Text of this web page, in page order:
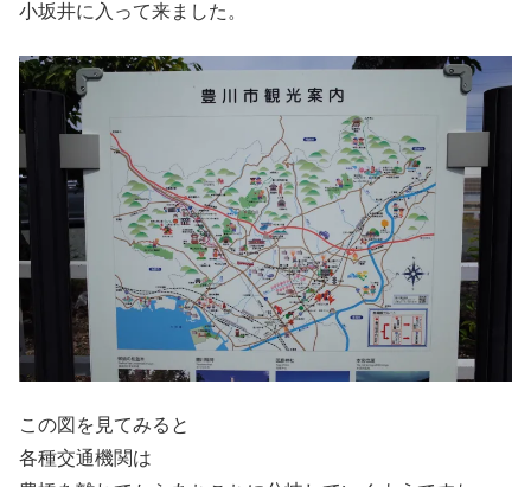
小坂井に入って来ました。
この図を見てみると
各種交通機関は